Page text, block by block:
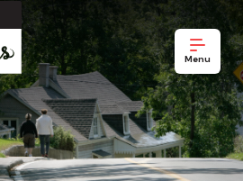
Menu